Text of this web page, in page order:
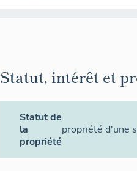
Statut, intérêt et
Statut de
la
propriété
propriété d'une